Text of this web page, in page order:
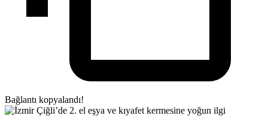
Bağlantı kopyalandı!